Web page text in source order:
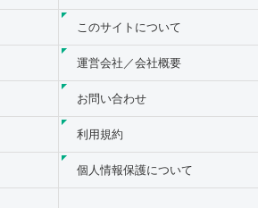
このサイトについて
運営会社／会社概要
お問い合わせ
利用規約
個人情報保護について